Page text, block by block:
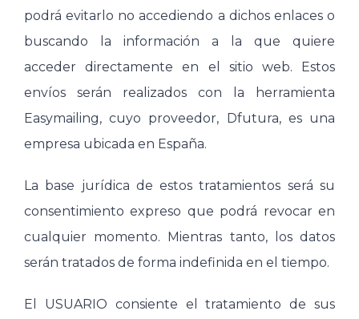
podrá evitarlo no accediendo a dichos enlaces o
buscando la información a la que quiere
acceder directamente en el sitio web. Estos
envíos serán realizados con la herramienta
Easymailing, cuyo proveedor, Dfutura, es una
empresa ubicada en España.
La base jurídica de estos tratamientos será su
consentimiento expreso que podrá revocar en
cualquier momento. Mientras tanto, los datos
serán tratados de forma indefinida en el tiempo.
El USUARIO consiente el tratamiento de sus